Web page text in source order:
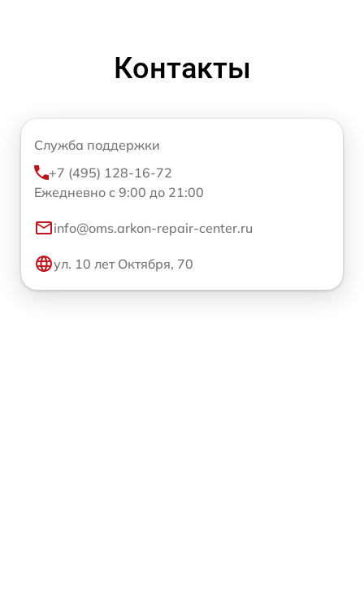
Контакты
Служба поддержки
+7 (495) 128-16-72
Ежедневно с 9:00 до 21:00
info@oms.arkon-repair-center.ru
ул. 10 лет Октября, 70